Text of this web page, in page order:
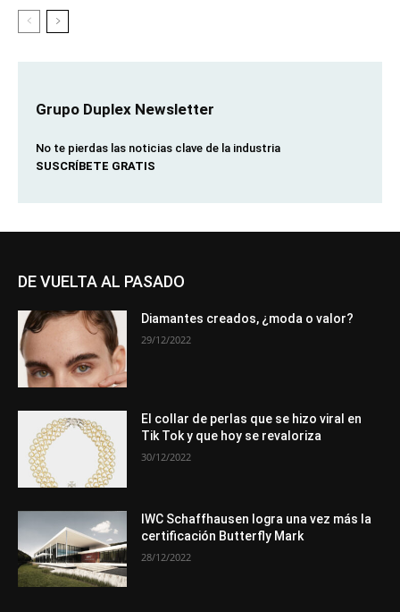
Grupo Duplex Newsletter
No te pierdas las noticias clave de la industria
SUSCRÍBETE GRATIS
DE VUELTA AL PASADO
Diamantes creados, ¿moda o valor?
29/12/2022
El collar de perlas que se hizo viral en
Tik Tok y que hoy se revaloriza
30/12/2022
IWC Schaffhausen logra una vez más la
certificación Butterfly Mark
28/12/2022